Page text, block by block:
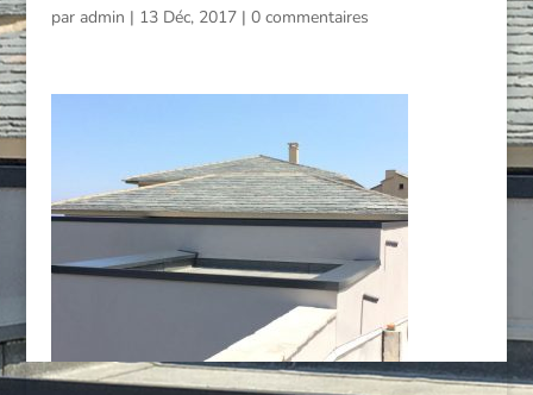
par admin | 13 Déc, 2017| 0 commentaires